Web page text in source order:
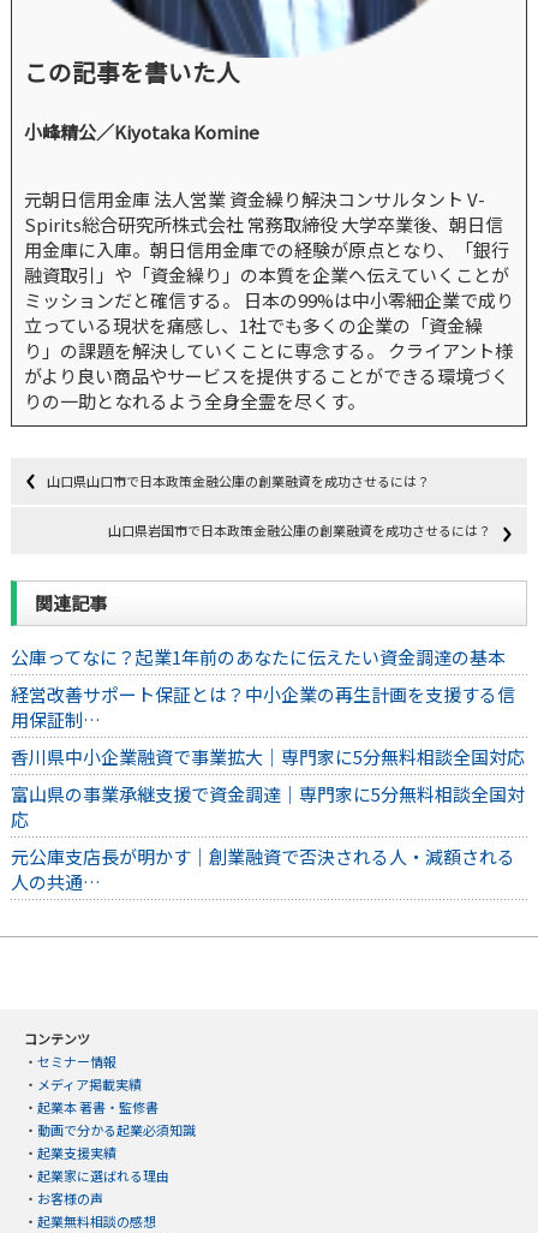
この記事を書いた人
小峰精公／Kiyotaka Komine
元朝日信用金庫 法人営業 資金繰り解決コンサルタント V-
Spirits総合研究所株式会社 常務取締役 大学卒業後、朝日信
用金庫に入庫。朝日信用金庫での経験が原点となり、「銀行
融資取引」や「資金繰り」の本質を企業へ伝えていくことが
ミッションだと確信する。 日本の99%は中小零細企業で成り
立っている現状を痛感し、1社でも多くの企業の「資金繰
り」の課題を解決していくことに専念する。 クライアント様
がより良い商品やサービスを提供することができる環境づく
りの一助となれるよう全身全霊を尽くす。
山口県山口市で日本政策金融公庫の創業融資を成功させるには？
山口県岩国市で日本政策金融公庫の創業融資を成功させるには？
関連記事
公庫ってなに？起業1年前のあなたに伝えたい資金調達の基本
経営改善サポート保証とは？中小企業の再生計画を支援する信
用保証制…
香川県中小企業融資で事業拡大｜専門家に5分無料相談全国対応
富山県の事業承継支援で資金調達｜専門家に5分無料相談全国対
応
元公庫支店長が明かす｜創業融資で否決される人・減額される
人の共通…
コンテンツ
・ セミナー情報
・ メディア掲載実績
・ 起業本 著書・監修書
・ 動画で分かる起業必須知識
・ 起業支援実績
・ 起業家に選ばれる理由
・ お客様の声
・ 起業無料相談の感想